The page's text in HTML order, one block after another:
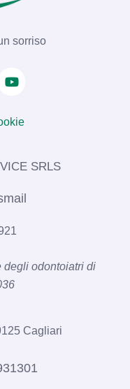
sorriso
SRLS​
degli odontoiatri di
Cagliari